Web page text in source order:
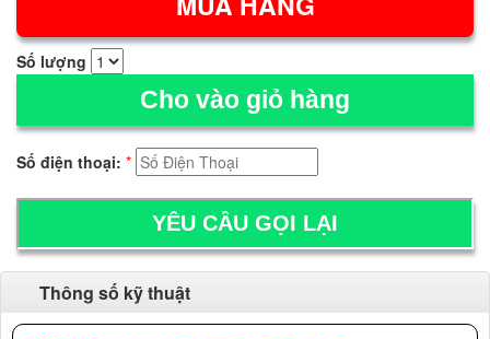
Số lượng
Cho vào giỏ hàng
Số điện thoại: *
Thông số kỹ thuật